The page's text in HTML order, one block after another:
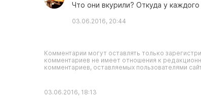
Что они вкурили? Откуда у
03.06.2016, 20:44
Комментарии могут оставлять только
комментариев не имеет отношения к
комментариев, оставляемых пользователями
03.06.2016, 18:13